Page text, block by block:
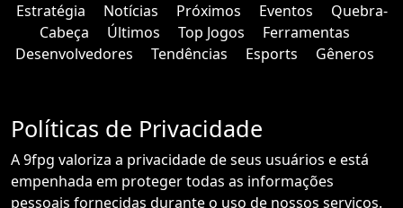
Estratégia Notícias Próximos Eventos
Quebra-
Cabeça
Últimos Top Jogos
Ferramentas
Desenvolvedores
Tendências Esports Gêneros
Políticas de Privacidade
A 9fpg valoriza a privacidade de seus usuários e está
empenhada em proteger todas as informações
pessoais fornecidas durante o uso de nossos serviços.